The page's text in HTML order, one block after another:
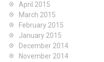
April 2015
March 2015
February 2015
January 2015
December 2014
November 2014